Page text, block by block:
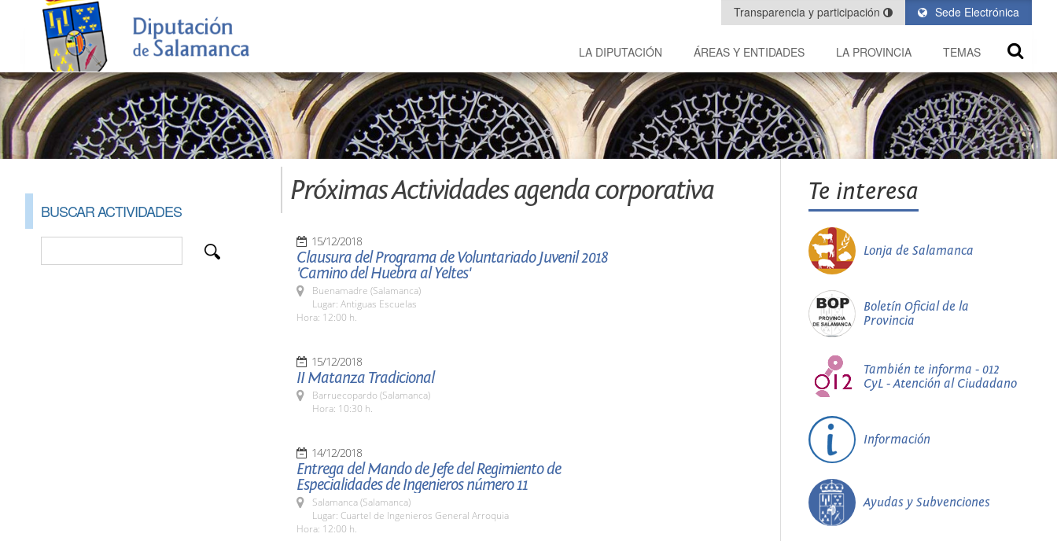
Sede Electrónica
Transparencia y participación
LA DIPUTACIÓN ÁREAS Y ENTIDADES LA PROVINCIA TEMAS
BUSCAR ACTIVIDADES
Próximas Actividades agenda corporativa
15/12/2018
Clausura del Programa de Voluntariado Juvenil 2018
'Camino del Huebra al Yeltes'
Buenamadre (Salamanca)
Lugar: Antiguas Escuelas
Hora: 12:00 h.
15/12/2018
II Matanza Tradicional
Barruecopardo (Salamanca)
Hora: 10:30 h.
14/12/2018
Entrega del Mando de Jefe del Regimiento de
Especialidades de Ingenieros número 11
Salamanca (Salamanca)
Lugar: Cuartel de Ingenieros General Arroquia
Hora: 12:00 h.
Te interesa
Lonja de Salamanca
Boletín Oficial de la
Provincia
También te informa - 012
CyL - Atención al Ciudadano
Información
Ayudas y Subvenciones